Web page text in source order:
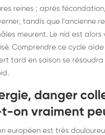
reines ; après
tandis que l'ancienne
meurent. Le nid est alors
Comprendre ce cycle
tard en saison se
danger
on vraiment
européen est très